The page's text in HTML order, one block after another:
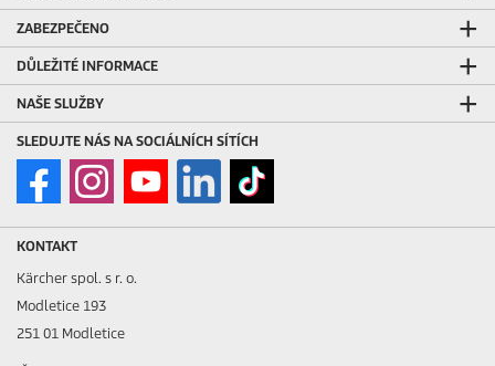
ZABEZPEČENO
DŮLEŽITÉ INFORMACE
NAŠE SLUŽBY
SLEDUJTE NÁS NA SOCIÁLNÍCH SÍTÍCH
KONTAKT
Kärcher spol. s r. o.
Modletice 193
251 01 Modletice